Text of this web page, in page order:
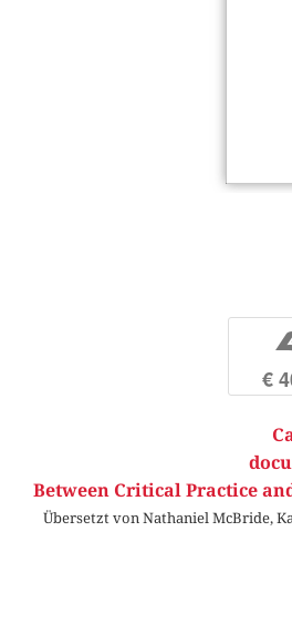
€
Between Critical Practice
Übersetzt von Nathaniel McBride,